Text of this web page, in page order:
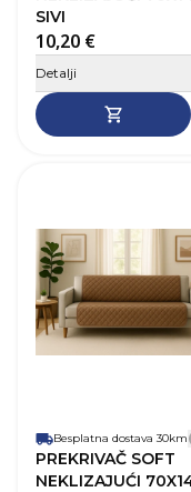
SIVI
10,20 €
Detalji
Besplatna dostava 30km
PREKRIVAČ SOFT
NEKLIZAJUĆI